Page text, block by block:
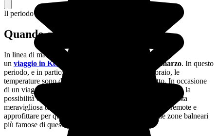
Il periodo migliore per partire
Quando andare in Kenya?
In linea di massima, il periodo migliore per organizzare
un viaggio in Kenya da ottobre a marzo. In questo
periodo, e in particolare nei mesi di gennaio e febbraio, le
temperature sono decisamente miti e il clima asciutto. In occasione
di un viaggio alla scoperta del Kenya in questi mesi si avrà la
possibilità di ammirare da vicino la flora e la fauna di questa
meravigliosa terra, effettuare escursioni nelle zone più remote e
approfittare per qualche giornata di mare in una delle zone balneari
più famose di questa fantastica destinazione.